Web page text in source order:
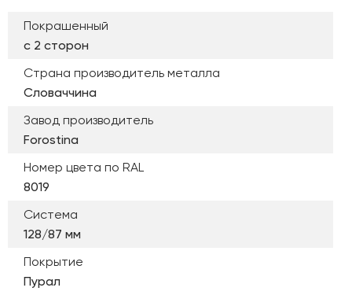
Покрашенный
с 2 сторон
Страна производитель металла
Словаччина
Завод производитель
Forostina
Номер цвета по RAL
8019
Система
128/87 мм
Покрытие
Пурал